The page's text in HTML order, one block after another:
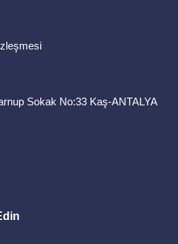
Sokak No:33 Kaş-ANTALYA